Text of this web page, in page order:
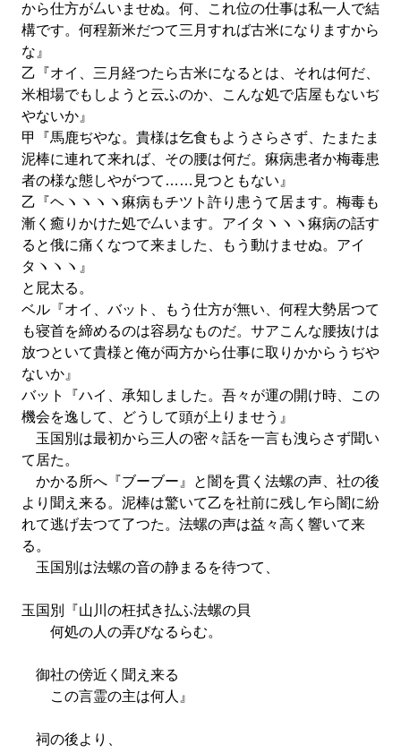
から仕方が厶いませぬ。何、これ位の仕事は私一人で結
構です。何程新米だつて三月すれば古米になりますから
な』
乙『オイ、三月経つたら古米になるとは、それは何だ、
米相場でもしようと云ふのか、こんな処で店屋もないぢ
やないか』
甲『馬鹿ぢやな。貴様は乞食もようさらさず、たまたま
泥棒に連れて来れば、その腰は何だ。痳病患者か梅毒患
者の様な態しやがつて……見つともない』
乙『ヘヽヽヽヽ痳病もチツト許り患うて居ます。梅毒も
漸く癒りかけた処で厶います。アイタヽヽヽ痳病の話す
ると俄に痛くなつて来ました、もう動けませぬ。アイ
タヽヽヽ』
と屁太る。
ベル『オイ、バット、もう仕方が無い、何程大勢居つて
も寝首を締めるのは容易なものだ。サアこんな腰抜けは
放つといて貴様と俺が両方から仕事に取りかからうぢや
ないか』
バット『ハイ、承知しました。吾々が運の開け時、この
機会を逸して、どうして頭が上りませう』
玉国別は最初から三人の密々話を一言も洩らさず聞い
て居た。
かかる所へ『ブーブー』と闇を貫く法螺の声、社の後
より聞え来る。泥棒は驚いて乙を社前に残し乍ら闇に紛
れて逃げ去つて了つた。法螺の声は益々高く響いて来
る。
玉国別は法螺の音の静まるを待つて、
玉国別『山川の枉拭き払ふ法螺の貝
何処の人の弄びなるらむ。
御社の傍近く聞え来る
この言霊の主は何人』
祠の後より、